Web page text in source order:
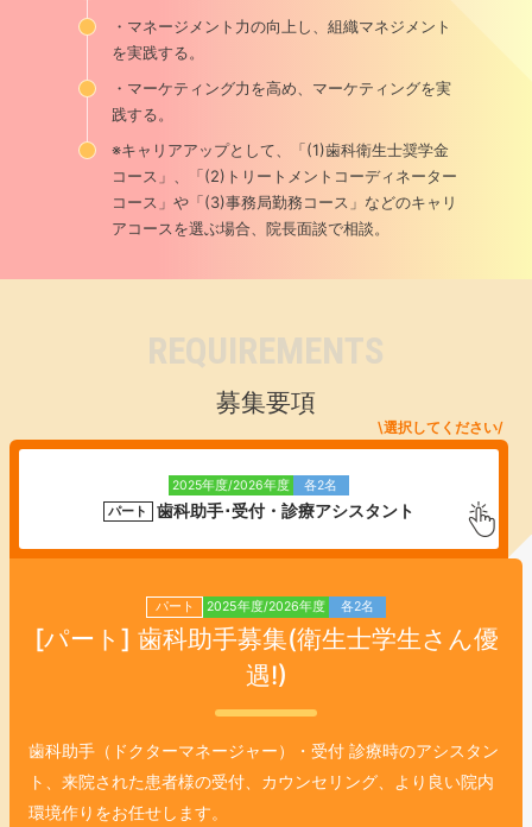
・マネージメント力の向上し、組織マネジメント
を実践する。
・マーケティング力を高め、マーケティングを実
践する。
※キャリアアップとして、「(1)歯科衛生士奨学金
コース」、「(2)トリートメントコーディネーター
コース」や「(3)事務局勤務コース」などのキャリ
アコースを選ぶ場合、院長面談で相談。
REQUIREMENTS
募集要項
\選択してください/
正社員 歯科助手･受付
保育士兼歯科助手
2025年度/2026年度 各2名
パート 歯科助手･受付・診療アシスタント
パート 管理栄養士兼歯科助手
2025年度/2026年度
パート 2025年度/2026年度 各2名
[パート] 歯科助手募集(衛生士学生さん優
遇!)
歯科助手（ドクターマネージャー）・受付 診療時のアシスタン
ト、来院された患者様の受付、カウンセリング、より良い院内
環境作りをお任せします。